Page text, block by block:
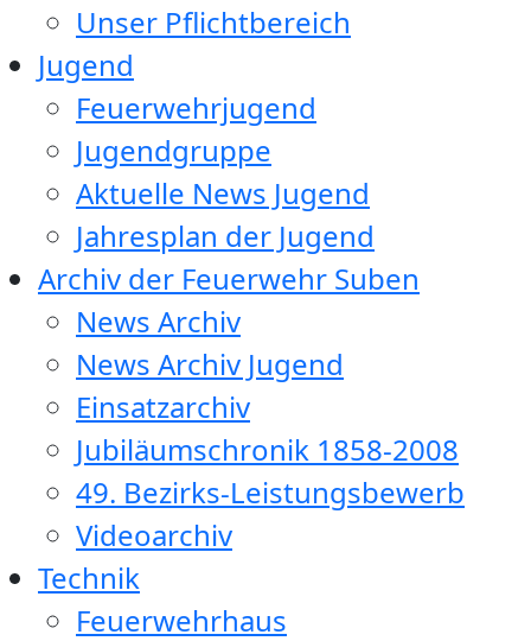
Unser Pflichtbereich
Jugend
Feuerwehrjugend
Jugendgruppe
Aktuelle News Jugend
Jahresplan der Jugend
Archiv der Feuerwehr Suben
News Archiv
News Archiv Jugend
Einsatzarchiv
Jubiläumschronik 1858-2008
49. Bezirks-Leistungsbewerb
Videoarchiv
Technik
Feuerwehrhaus